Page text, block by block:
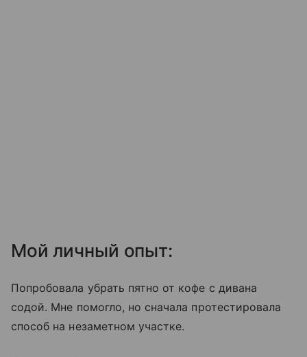
Мой личный опыт:
Попробовала убрать пятно от кофе с дивана
содой. Мне помогло, но сначала протестировала
способ на незаметном участке.